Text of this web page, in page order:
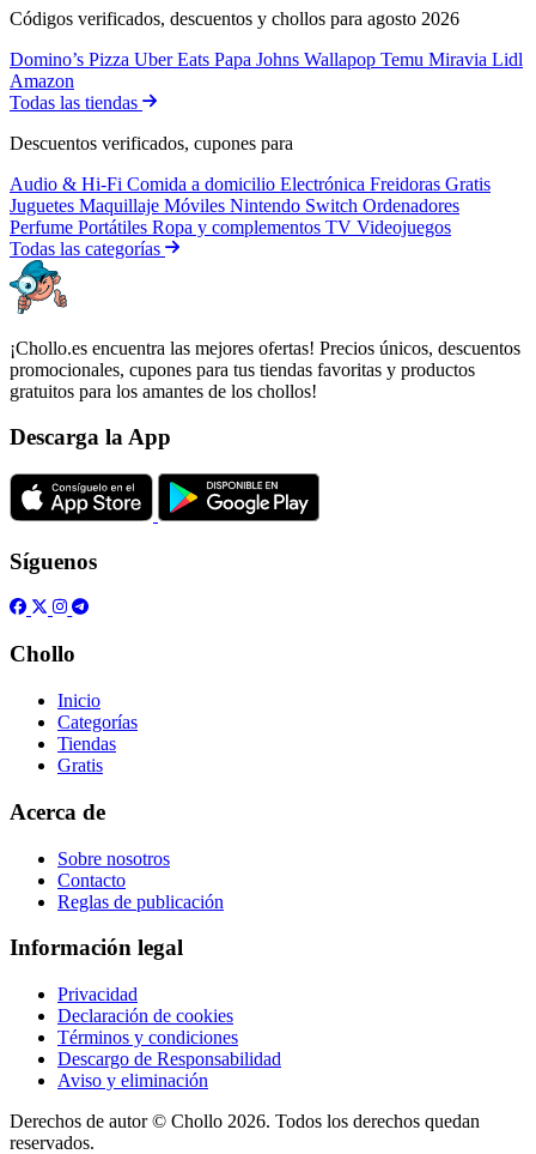
Códigos verificados, descuentos y chollos para agosto 2026
Domino’s Pizza Uber Eats Papa Johns Wallapop Temu Miravia Lidl
Amazon
Todas las tiendas
Descuentos verificados, cupones para
Audio & Hi-Fi Comida a domicilio Electrónica Freidoras Gratis
Juguetes Maquillaje Móviles Nintendo Switch Ordenadores
Perfume Portátiles Ropa y complementos TV Videojuegos
Todas las categorías
¡Chollo.es encuentra las mejores ofertas! Precios únicos, descuentos
promocionales, cupones para tus tiendas favoritas y productos
gratuitos para los amantes de los chollos!
Descarga la App
Síguenos
Chollo
Inicio
Categorías
Tiendas
Gratis
Acerca de
Sobre nosotros
Contacto
Reglas de publicación
Información legal
Privacidad
Declaración de cookies
Términos y condiciones
Descargo de Responsabilidad
Aviso y eliminación
Derechos de autor © Chollo 2026. Todos los derechos quedan
reservados.